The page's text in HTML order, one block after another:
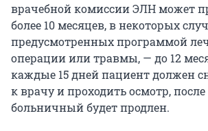
врачебной комиссии ЭЛН может
более 10 месяцев, в некоторых
предусмотренных программой
операции или травмы, — до 12
каждые 15 дней пациент должен
к врачу и проходить осмотр, после
больничный будет продлен.